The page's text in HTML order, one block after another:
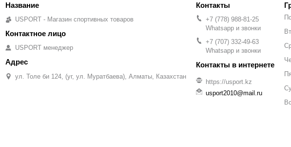
USPORT - Магазин спортивных товаров
USPORT менеджер
ул. Толе би 124, (уг, ул. Муратбаева), Алматы, Казахстан
+7 (778) 988-81-25
Whatsapp и звонки
+7 (707) 332-49-63
Whatsapp и звонки
https://usport.kz
usport2010@mail.ru